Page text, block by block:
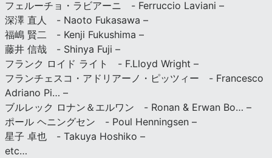
フェルーチョ・ラビアーニ - Ferruccio Laviani –
深澤 直人 - Naoto Fukasawa –
福嶋 賢二 - Kenji Fukushima –
藤井 信哉 - Shinya Fuji –
フランク ロイド ライト - F.Lloyd Wright –
フランチェスコ・アドリアーノ・ピッツィー - Francesco
Adriano Pi… –
ブルレック ロナン＆エルワン - Ronan & Erwan Bo… –
ポール ヘニングセン - Poul Henningsen –
星子 卓也 - Takuya Hoshiko –
etc…